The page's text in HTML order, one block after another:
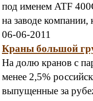
под именем ATF
на заводе
06-06-2011
Краны большой
На долю кранов с
менее 2,5%
выпущенные за